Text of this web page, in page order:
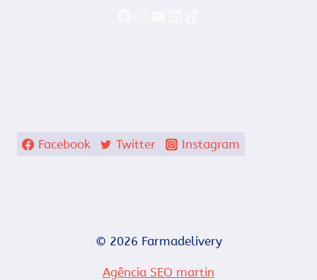
Facebook Twitter Instagram
© 2026 Farmadelivery
Agência SEO martin